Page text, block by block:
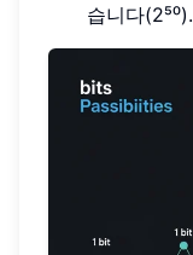
습니다(2⁵⁰).